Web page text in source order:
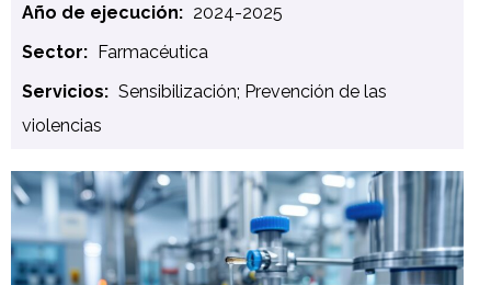
Año de ejecución: 2024-2025
Sector: Farmacéutica
Servicios: Sensibilización; Prevención de las
violencias